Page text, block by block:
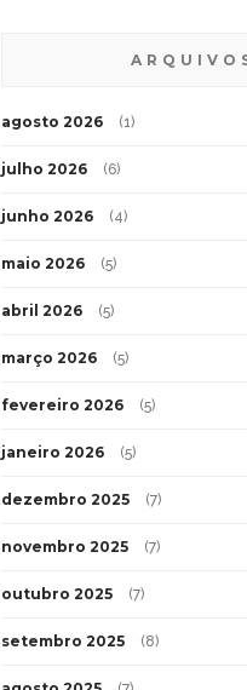
agosto 2026 (1)
julho 2026 (6)
junho 2026 (4)
maio 2026 (5)
abril 2026 (5)
março 2026 (5)
fevereiro 2026 (5)
janeiro 2026 (5)
dezembro 2025 (7)
novembro 2025 (7)
outubro 2025 (7)
setembro 2025 (8)